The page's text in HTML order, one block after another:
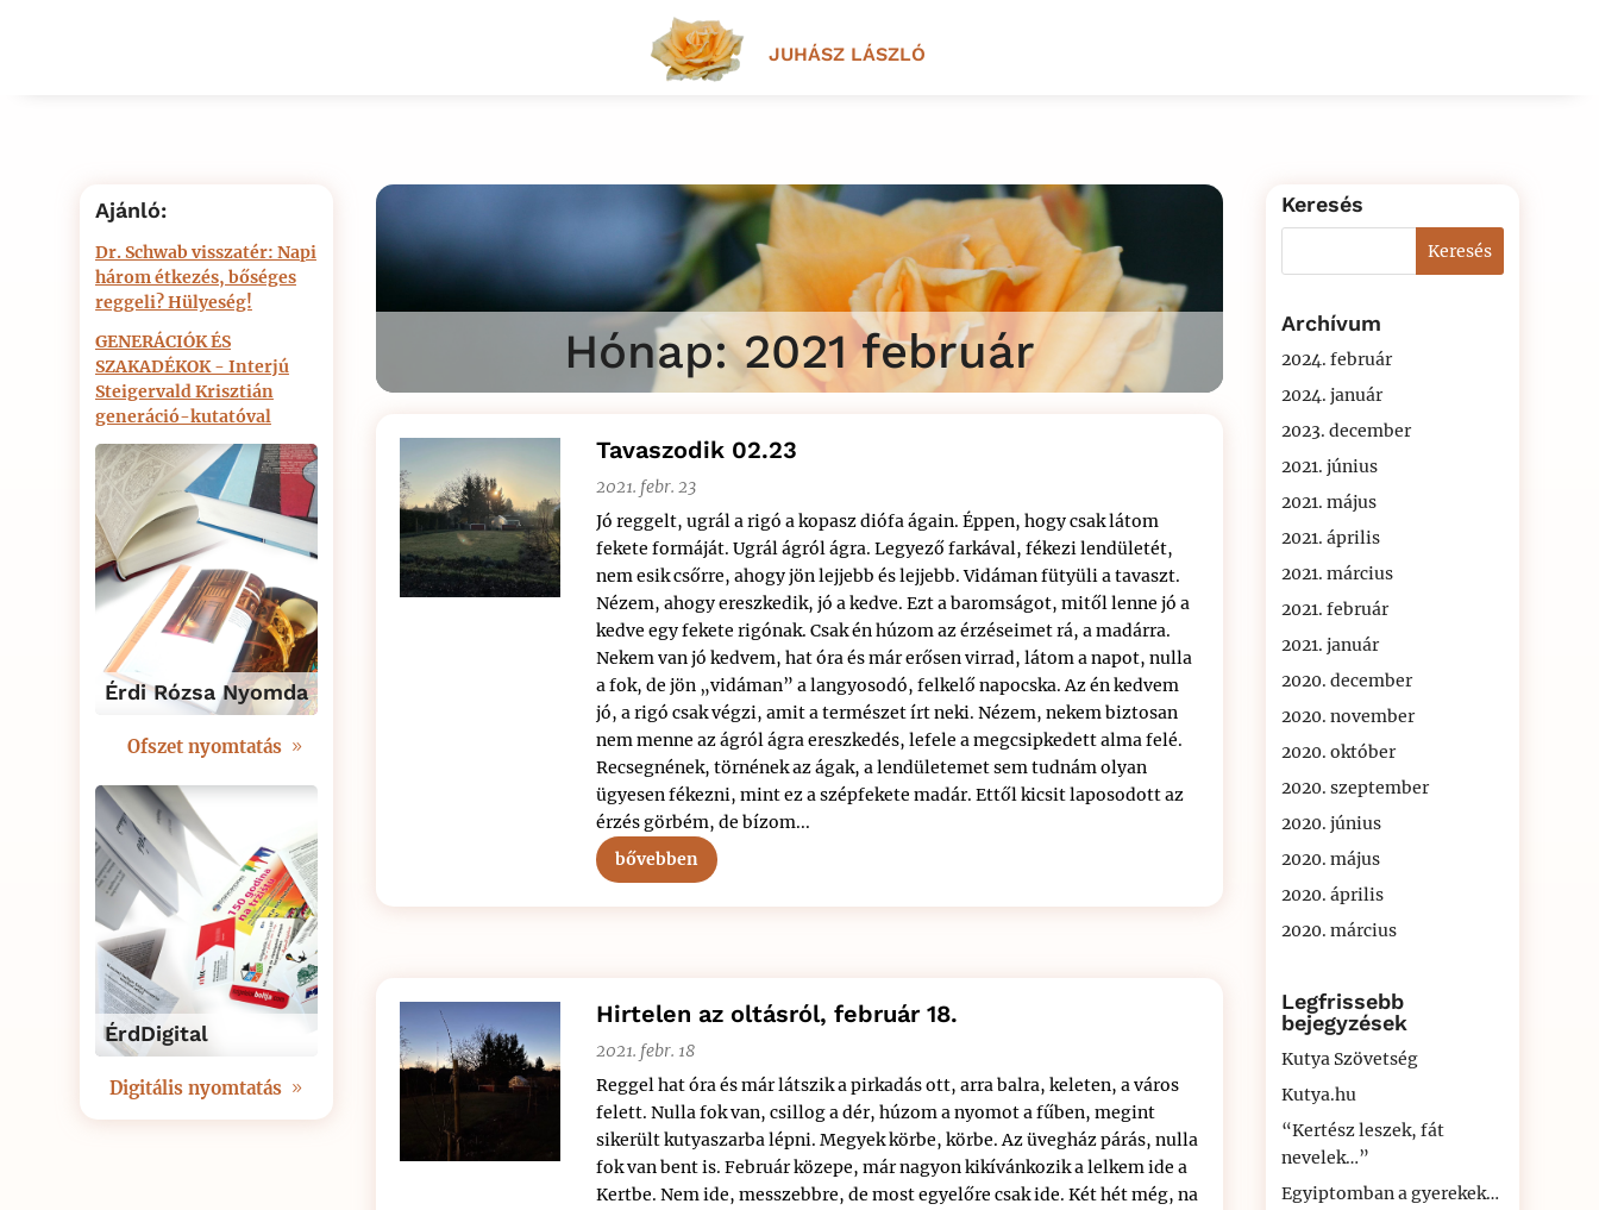
JUHÁSZ LÁSZLÓ
Ajánló:
Dr. Schwab visszatér: Napi
három étkezés, bőséges
reggeli? Hülyeség!
GENERÁCIÓK ÉS
SZAKADÉKOK - Interjú
Steigervald Krisztián
generáció-kutatóval
Érdi Rózsa Nyomda
Ofszet nyomtatás
ÉrdDigital
Digitális nyomtatás
Hónap:2021 február
Tavaszodik 02.23
2021. febr. 23
Jó reggelt, ugrál a rigó a kopasz diófa ágain. Éppen, hogy csak látom
fekete formáját. Ugrál ágról ágra. Legyező farkával, fékezi lendületét,
nem esik csőrre, ahogy jön lejjebb és lejjebb. Vidáman fütyüli a tavaszt.
Nézem, ahogy ereszkedik, jó a kedve. Ezt a baromságot, mitől lenne jó a
kedve egy fekete rigónak. Csak én húzom az érzéseimet rá, a madárra.
Nekem van jó kedvem, hat óra és már erősen virrad, látom a napot, nulla
a fok, de jön „vidáman” a langyosodó, felkelő napocska. Az én kedvem
jó, a rigó csak végzi, amit a természet írt neki. Nézem, nekem biztosan
nem menne az ágról ágra ereszkedés, lefele a megcsipkedett alma felé.
Recsegnének, törnének az ágak, a lendületemet sem tudnám olyan
ügyesen fékezni, mint ez a szépfekete madár. Ettől kicsit laposodott az
érzés görbém, de bízom...
bővebben
Hirtelen az oltásról, február 18.
2021. febr. 18
Reggel hat óra és már látszik a pirkadás ott, arra balra, keleten, a város
felett. Nulla fok van, csillog a dér, húzom a nyomot a fűben, megint
sikerült kutyaszarba lépni. Megyek körbe, körbe. Az üvegház párás, nulla
fok van bent is. Február közepe, már nagyon kikívánkozik a lelkem ide a
Kertbe. Nem ide, messzebbre, de most egyelőre csak ide. Két hét még, na
Keresés
Archívum
2024. február
2024. január
2023. december
2021. június
2021. május
2021. április
2021. március
2021. február
2021. január
2020. december
2020. november
2020. október
2020. szeptember
2020. június
2020. május
2020. április
2020. március
Legfrissebb
bejegyzések
Kutya Szövetség
Kutya.hu
“Kertész leszek, fát
nevelek…”
Egyiptomban a gyerekek…